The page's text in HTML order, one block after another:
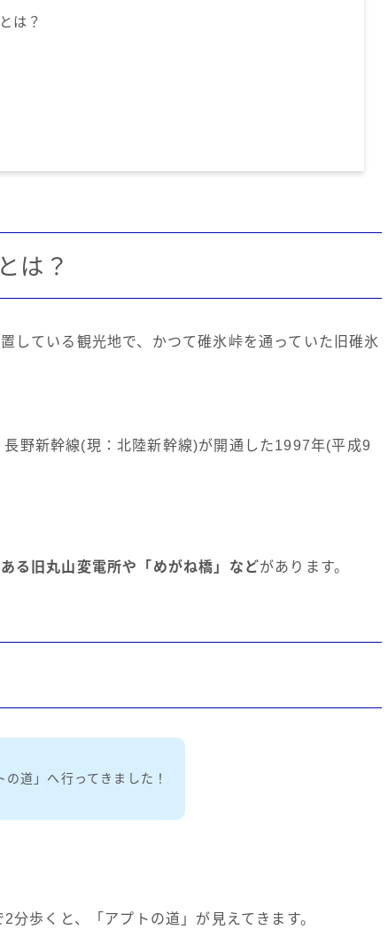
は？
は？
している観光地で、かつて碓氷峠を通っていた旧碓氷
野新幹線(現：北陸新幹線)が開通した1997年(平成9
る旧丸山変電所や「めがね橋」などがあります。
道」へ行ってきました！
歩くと、「アプトの道」が見えてきます。